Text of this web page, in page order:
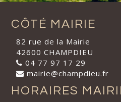
CÔTÉ MAIRIE
82 rue de la Mairie
42600 CHAMPDIEU
04 77 97 17 29
mairie@champdieu.fr
HORAIRES